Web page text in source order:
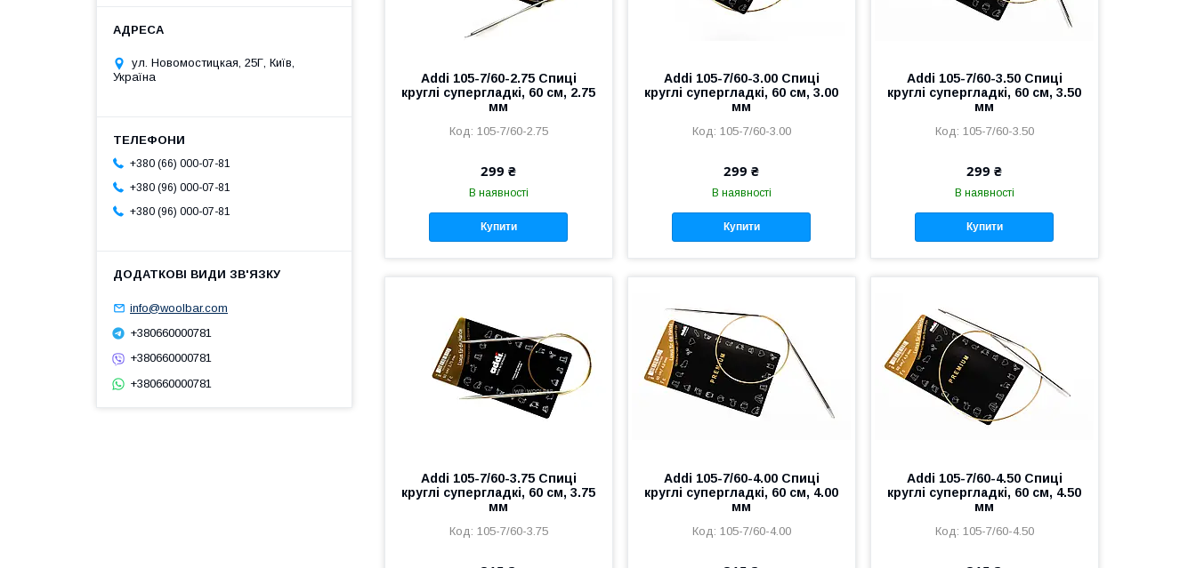
Addi 105-7/60-2.75 Спиці
круглі супергладкі, 60 см, 2.75
мм
105-7/60-2.75
299 ₴
В наявності
Купити
Addi 105-7/60-3.00 Спиці
круглі супергладкі, 60 см, 3.00
мм
105-7/60-3.00
299 ₴
В наявності
Купити
Addi 105-7/60-3.50 Спиці
круглі супергладкі, 60 см, 3.50
мм
105-7/60-3.50
299 ₴
В наявності
Купити
Addi 105-7/60-3.75 Спиці
круглі супергладкі, 60 см, 3.75
мм
105-7/60-3.75
Addi 105-7/60-4.00 Спиці
круглі супергладкі, 60 см, 4.00
мм
105-7/60-4.00
Addi 105-7/60-4.50 Спиці
круглі супергладкі, 60 см, 4.50
мм
105-7/60-4.50
ул. Новомостицкая, 25Г, Київ,
Україна
+380 (66) 000-07-81
+380 (96) 000-07-81
+380 (96) 000-07-81
info@woolbar.com
+380660000781
+380660000781
+380660000781